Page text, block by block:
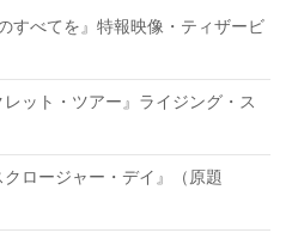
すべてを』特報映像・ティザービ
ット・ツアー』ライジング・ス
ロージャー・デイ』（原題